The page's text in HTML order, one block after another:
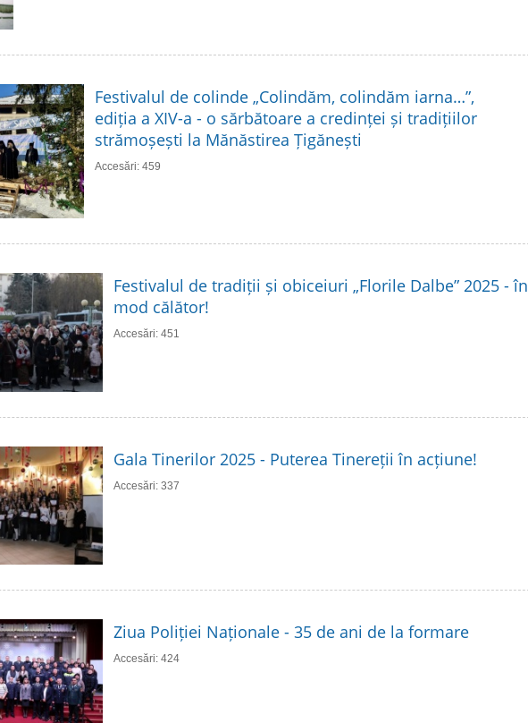
Festivalul de colinde „Colindăm, colindăm iarna…”,
ediția a XIV-a - o sărbătoare a credinței și tradițiilor
strămoșești la Mănăstirea Țigănești
Accesări: 459
Festivalul de tradiții și obiceiuri „Florile Dalbe” 2025 - în
mod călător!
Accesări: 451
Gala Tinerilor 2025 - Puterea Tinereții în acțiune!
Accesări: 337
Ziua Poliției Naționale - 35 de ani de la formare
Accesări: 424